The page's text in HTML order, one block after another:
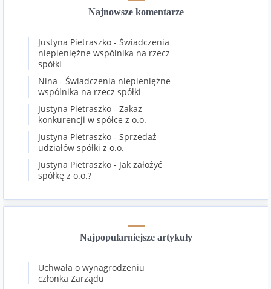
Najnowsze komentarze
Justyna Pietraszko - Świadczenia
niepieniężne wspólnika na rzecz
spółki
Nina - Świadczenia niepieniężne
wspólnika na rzecz spółki
Justyna Pietraszko - Zakaz
konkurencji w spółce z o.o.
Justyna Pietraszko - Sprzedaż
udziałów spółki z o.o.
Justyna Pietraszko - Jak założyć
spółkę z o.o.?
Najpopularniejsze artykuły
Uchwała o wynagrodzeniu
członka Zarządu